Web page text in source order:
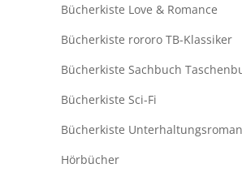
Bücherkiste Love & Romance
Bücherkiste rororo TB-Klassiker
Bücherkiste Sachbuch
Bücherkiste Sci-Fi
Bücherkiste
Hörbücher